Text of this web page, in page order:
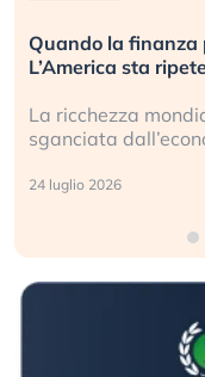
Quando la finanza
L’America sta
La ricchezza
sganciata
24 luglio 2026